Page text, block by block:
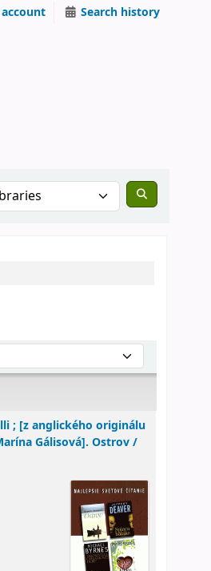
Search history
; [z anglického originálu
Gálisová]. Ostrov /